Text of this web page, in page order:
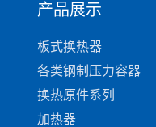
产品展示
板式换热器
各类钢制压力容器
换热原件系列
加热器